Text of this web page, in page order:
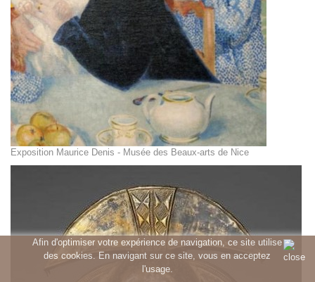
Afin d'optimiser votre expérience de navigation, ce site utilise
des cookies. En navigant sur ce site, vous en acceptez
l'usage.
Exposition Maurice Denis - Musée des Beaux-arts de Nice